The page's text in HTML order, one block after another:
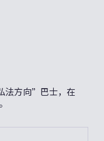
法方向”巴士，在